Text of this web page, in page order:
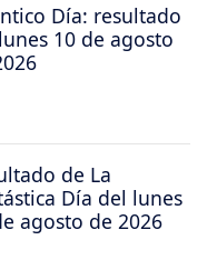
Día: resultado
10 de agosto
de La
Día del lunes
agosto de 2026